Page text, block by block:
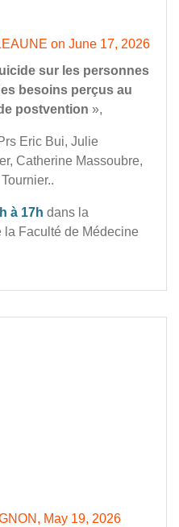
on June 17, 2026
sur les personnes
besoins perçus au
postvention »,
Eric Bui, Julie
Catherine Massoubre,
à 17h dans la
la Faculté de Médecine
May 19, 2026